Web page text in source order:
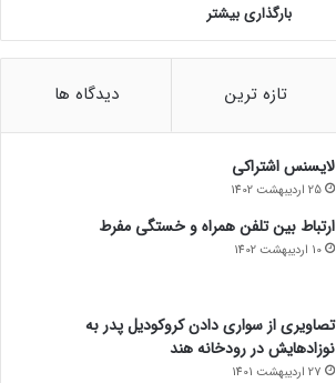
بارگذاری بیشتر
تازه ترین دیدگاه ها
لایسنس اشتراکی
25 اردیبهشت 1402
ارتباط بین تلفن همراه و خستگی مفرط
10 اردیبهشت 1402
تصاویری از سواری دادن کروکودیل پدر به
نوزادهایش در رودخانه هند
27 اردیبهشت 1401